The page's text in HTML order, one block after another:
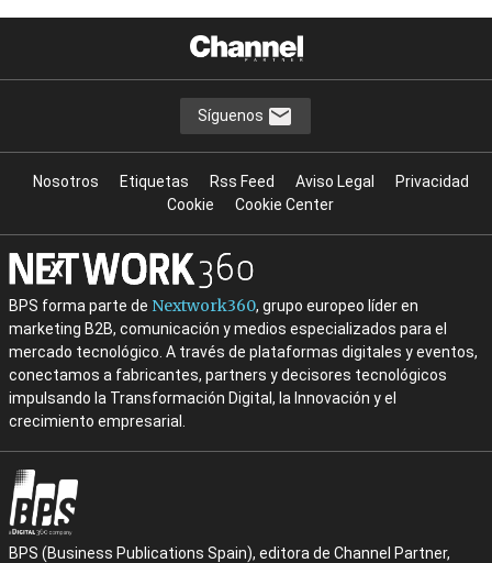
Síguenos
Nosotros Etiquetas Rss Feed Aviso Legal
Privacidad
Cookie
Cookie Center
BPS forma parte de Nextwork360, grupo europeo líder en
marketing B2B, comunicación y medios especializados para el
mercado tecnológico. A través de plataformas digitales y eventos,
conectamos a fabricantes, partners y decisores tecnológicos
impulsando la Transformación Digital, la Innovación y el
crecimiento empresarial.
BPS (Business Publications Spain), editora de Channel Partner,